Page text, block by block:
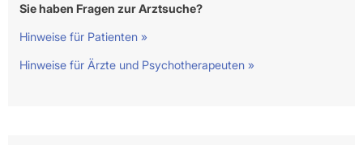
Sie haben Fragen zur Arztsuche?
Hinweise für Patienten »
Hinweise für Ärzte und Psychotherapeuten »